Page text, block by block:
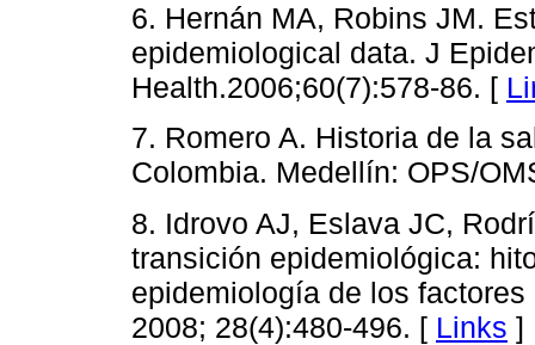
6. Hernán MA, Robins JM.
epidemiological data. J
Health.2006;60(7):578-86. [
7. Romero A. Historia de la
Colombia. Medellín: OPS/
8. Idrovo AJ, Eslava JC,
transición epidemiológica:
epidemiología de los
2008; 28(4):480-496. [ Links ]